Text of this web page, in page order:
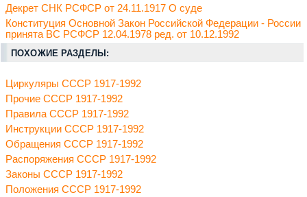
Декрет СНК РСФСР от 24.11.1917 О суде
Конституция Основной Закон Российской Федерации - России
принята ВС РСФСР 12.04.1978 ред. от 10.12.1992
ПОХОЖИЕ РАЗДЕЛЫ:
Циркуляры СССР 1917-1992
Прочие СССР 1917-1992
Правила СССР 1917-1992
Инструкции СССР 1917-1992
Обращения СССР 1917-1992
Распоряжения СССР 1917-1992
Законы СССР 1917-1992
Положения СССР 1917-1992